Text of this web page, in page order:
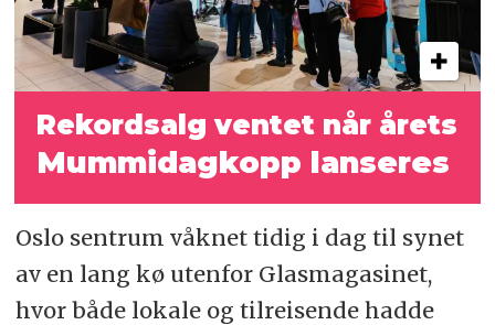
Rekordsalg ventet når årets
Mummidagkopp lanseres
Oslo sentrum våknet tidig i dag til synet
av en lang kø utenfor Glasmagasinet,
hvor både lokale og tilreisende hadde